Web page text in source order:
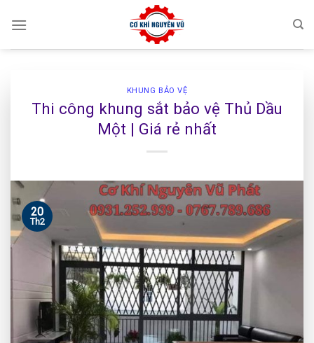
KHUNG BẢO VỆ
Thi công khung sắt bảo vệ Thủ Dầu
Một | Giá rẻ nhất
20
Th2